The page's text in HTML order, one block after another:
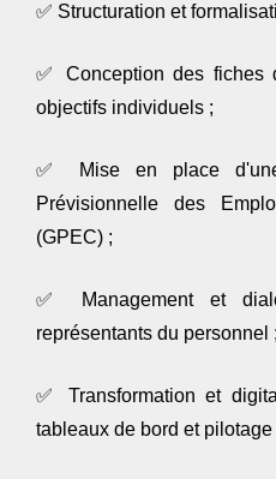
✅ Structuration et
✅
Conception des fiches
objectifs individuels ;
✅
Mise en place
Prévisionnelle des
(GPEC) ;
✅
Management et
représentants du personnel ;
✅
Transformation et
tableaux de bord et pilotage